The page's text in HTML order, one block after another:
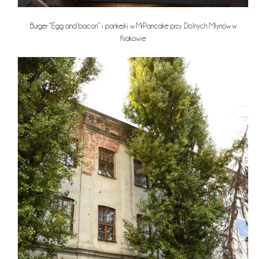
Burger “Egg and bacon” i pankejki w Mr.Pancake przy Dolnych Młynów w
Krakowie